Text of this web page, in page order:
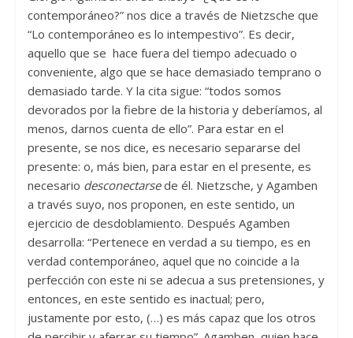
contemporáneo?” nos dice a través de Nietzsche que
“Lo contemporáneo es lo intempestivo”. Es decir,
aquello que se hace fuera del tiempo adecuado o
conveniente, algo que se hace demasiado temprano o
demasiado tarde. Y la cita sigue: “todos somos
devorados por la fiebre de la historia y deberíamos, al
menos, darnos cuenta de ello”. Para estar en el
presente, se nos dice, es necesario separarse del
presente: o, más bien, para estar en el presente, es
necesario desconectarsede él. Nietzsche, y Agamben
a través suyo, nos proponen, en este sentido, un
ejercicio de desdoblamiento. Después Agamben
desarrolla: “Pertenece en verdad a su tiempo, es en
verdad contemporáneo, aquel que no coincide a la
perfección con este ni se adecua a sus pretensiones, y
entonces, en este sentido es inactual; pero,
justamente por esto, (…) es más capaz que los otros